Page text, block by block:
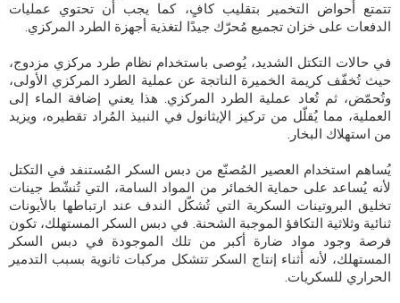
تتمتع أحواض التخمير بتقليب كافٍ، كما يجب أن تحتوي عمليات
الدفعات على خزان تجميع مُحرّك جيدًا لتغذية أجهزة الطرد المركزي.
في حالات التكتل الشديد، يُوصى باستخدام نظام طرد مركزي مزدوج،
حيث تُخفّف كريمة الخميرة الناتجة عن عملية الطرد المركزي الأولى،
وتُحمّض، ثم تُعاد عملية الطرد المركزي. هذا يعني إضافة الماء إلى
العملية، مما يُقلّل من تركيز الإيثانول في النبيذ المُراد تقطيره، ويزيد
من استهلاك البخار.
يُساهم استخدام العصير المُصنّع من دبس السكر المُستنفد في التكتل
لأنه يُساعد على حماية الخمائر من المواد السامة، التي تُنشّط جينات
تخليق البروتينات السكرية التي تُشكّل الندف عند ارتباطها بالأيونات
ثنائية وثلاثية التكافؤ الموجبة الشحنة. في دبس السكر المستهلك، تكون
فرصة وجود مواد ضارة أكبر من تلك الموجودة في دبس السكر
المستهلك، لأنه أثناء إنتاج السكر تتشكل مركبات ثانوية بسبب التدمير
الحراري للسكريات.